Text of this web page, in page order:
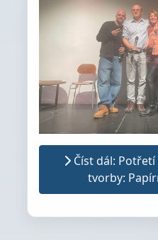
Číst dál: Potřetí
tvorby: